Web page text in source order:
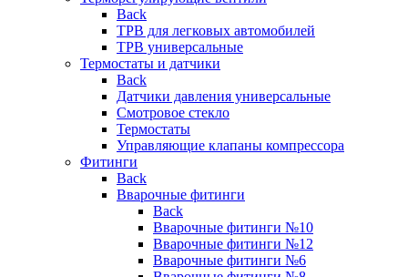
Back
ТРВ для легковых автомобилей
ТРВ универсальные
Термостаты и датчики
Back
Датчики давления универсальные
Смотровое стекло
Термостаты
Управляющие клапаны компрессора
Фитинги
Back
Вварочные фитинги
Back
Вварочные фитинги №10
Вварочные фитинги №12
Вварочные фитинги №6